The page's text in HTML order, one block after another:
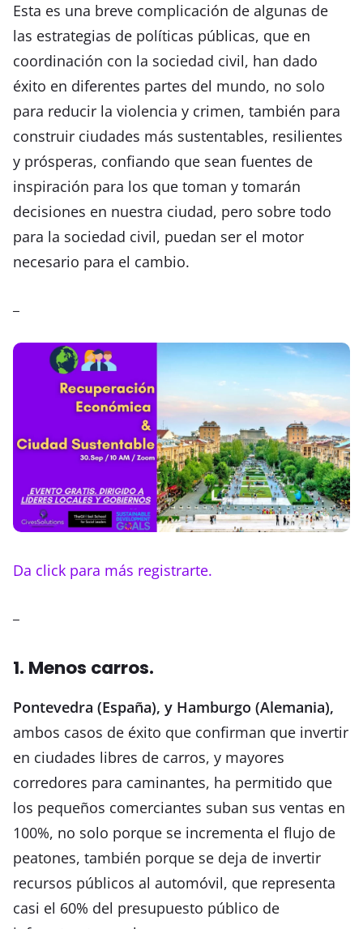
Esta es una breve complicación de algunas de
las estrategias de políticas públicas, que en
coordinación con la sociedad civil, han dado
éxito en diferentes partes del mundo, no solo
para reducir la violencia y crimen, también para
construir ciudades más sustentables, resilientes
y prósperas, confiando que sean fuentes de
inspiración para los que toman y tomarán
decisiones en nuestra ciudad, pero sobre todo
para la sociedad civil, puedan ser el motor
necesario para el cambio.
Da click para más registrarte.
1. Menos carros.
Pontevedra (España), y Hamburgo (Alemania),
ambos casos de éxito que confirman que invertir
en ciudades libres de carros, y mayores
corredores para caminantes, ha permitido que
los pequeños comerciantes suban sus ventas en
100%, no solo porque se incrementa el flujo de
peatones, también porque se deja de invertir
recursos públicos al automóvil, que representa
casi el 60% del presupuesto público de